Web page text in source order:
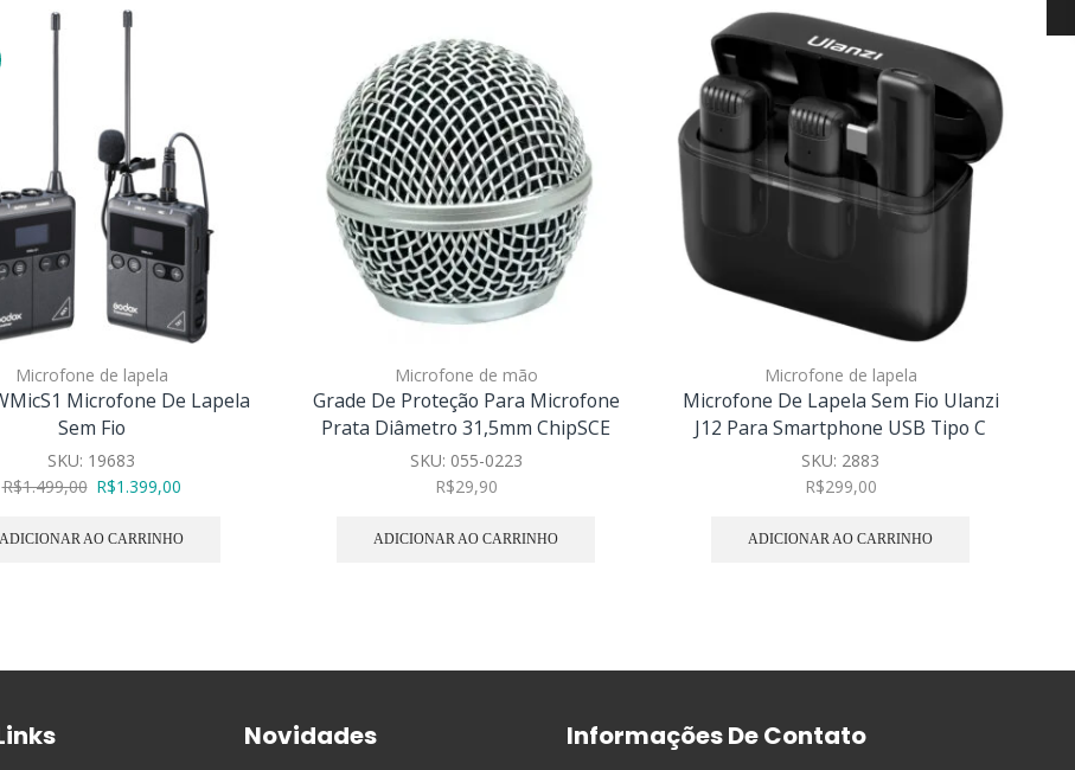
Microfone de lapela
Microfone De Lapela
Sem Fio
SKU: 19683
R$1.499,00 R$1.399,00
ADICIONAR AO CARRINHO
Microfone de mão
Grade De Proteção Para Microfone
Prata Diâmetro 31,5mm ChipSCE
SKU: 055-0223
R$29,90
ADICIONAR AO CARRINHO
Microfone de lapela
Microfone De Lapela Sem Fio Ulanzi
J12 Para Smartphone USB Tipo C
SKU: 2883
R$299,00
ADICIONAR AO CARRINHO
Novidades Informações De Contato